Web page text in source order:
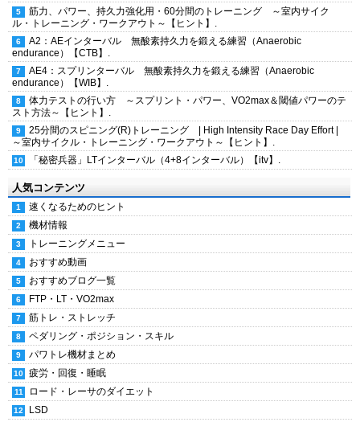
筋力、パワー、持久力強化用・60分間のトレーニング ～室内サイク
ル・トレーニング・ワークアウト～【ヒント】.
A2：AEインターバル 無酸素持久力を鍛える練習（Anaerobic
endurance）【CTB】.
AE4：スプリンターバル 無酸素持久力を鍛える練習（Anaerobic
endurance）【WIB】.
体力テストの行い方 ～スプリント・パワー、VO2max＆閾値パワーのテ
スト方法～【ヒント】.
25分間のスピニング(R)トレーニング | High Intensity Race Day Effort |
～室内サイクル・トレーニング・ワークアウト～【ヒント】.
「秘密兵器」LTインターバル（4+8インターバル）【itv】.
人気コンテンツ
速くなるためのヒント
機材情報
トレーニングメニュー
おすすめ動画
おすすめブログ一覧
FTP・LT・VO2max
筋トレ・ストレッチ
ペダリング・ポジション・スキル
パワトレ機材まとめ
疲労・回復・睡眠
ロード・レーサのダイエット
LSD